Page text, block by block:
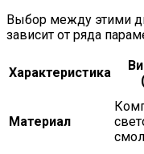
Выбор между этими
зависит от ряда
Характеристика
Материал